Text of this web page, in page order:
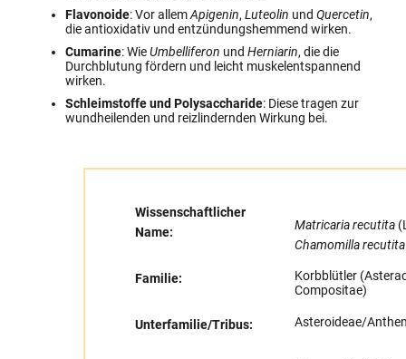
Flavonoide: Vor allemApigenin, Luteolin und Quercetin,
die antioxidativ und entzündungshemmend wirken.
Cumarine: WieUmbelliferon und Herniarin, die die
Durchblutung fördern und leicht muskelentspannend
wirken.
Schleimstoffe und Polysaccharide: Diese tragen zur
wundheilenden und reizlindernden Wirkung bei.
Wissenschaftlicher
Name:
Matricaria recutita
Chamomilla
Familie:
Korbblütler
Compositae)
Unterfamilie/Tribus: Asteroideae/